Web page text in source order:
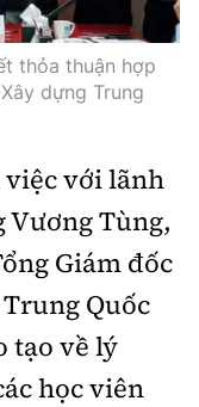
thỏa thuận hợp
dựng Trung
với lãnh
Vương Tùng,
Giám đốc
Quốc
tạo về lý
họcviên